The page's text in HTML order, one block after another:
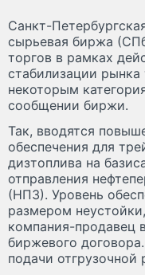
Санкт-
сырьевая биржа
торгов в рамках
стабилизации рынка
некоторым
сообщении биржи.
Так, вводятся
обеспечения для
дизтоплива на
отправления
(НПЗ). Уровень
размером
компания-продавец
биржевого
подачи отгрузочной